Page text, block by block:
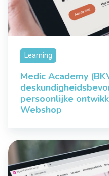
Learning
Medic Academy
persoonlijke
Webshop